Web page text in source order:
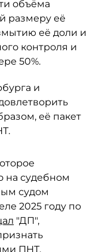
объёма
размеру её
её доли и
контроля и
50%.
и
её пакет
на судебном
судом
2025 году по
"ДП",
ПНТ,